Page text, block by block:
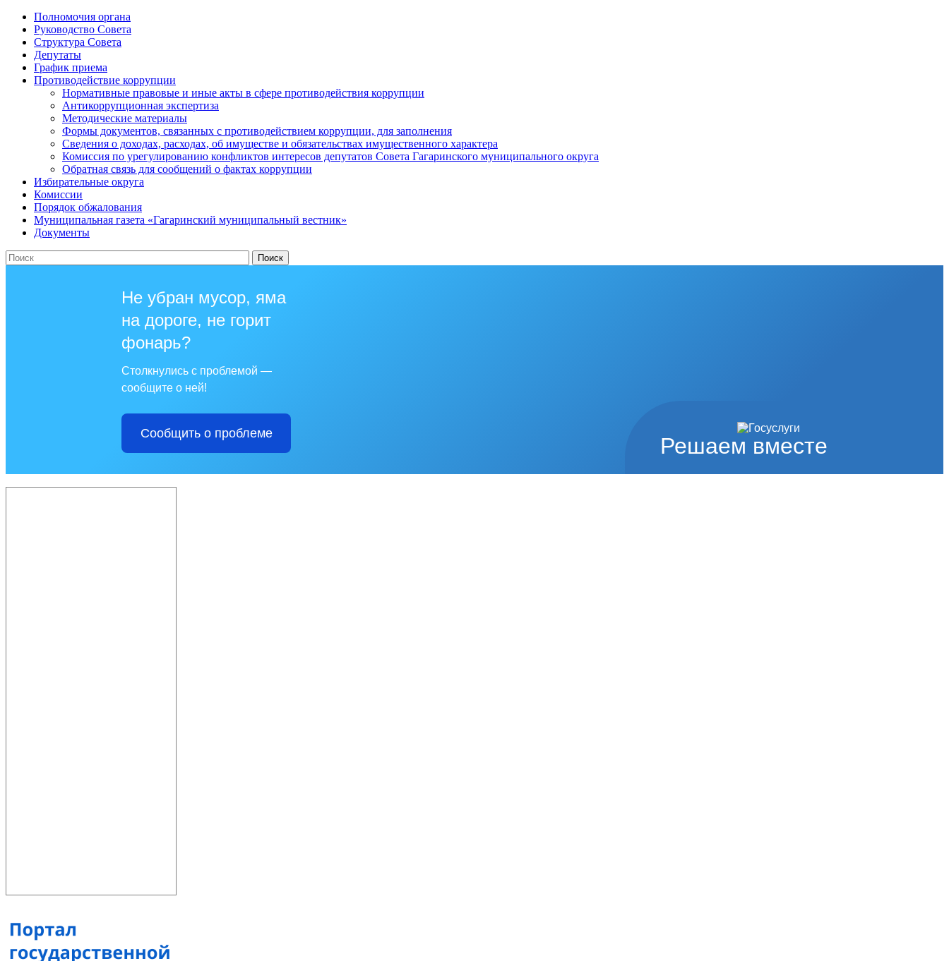
Полномочия органа
Руководство Совета
Структура Совета
Депутаты
График приема
Противодействие коррупции
Нормативные правовые и иные акты в сфере противодействия коррупции
Антикоррупционная экспертиза
Методические материалы
Формы документов, связанных с противодействием коррупции, для заполнения
Сведения о доходах, расходах, об имуществе и обязательствах имущественного характера
Комиссия по урегулированию конфликтов интересов депутатов Совета Гагаринского муниципального округа
Обратная связь для сообщений о фактах коррупции
Избирательные округа
Комиссии
Порядок обжалования
Муниципальная газета «Гагаринский муниципальный вестник»
Документы
Решаем вместе
Не убран мусор, яма
на дороге, не горит
фонарь?
Столкнулись с проблемой —
сообщите о ней!
Сообщить о проблеме